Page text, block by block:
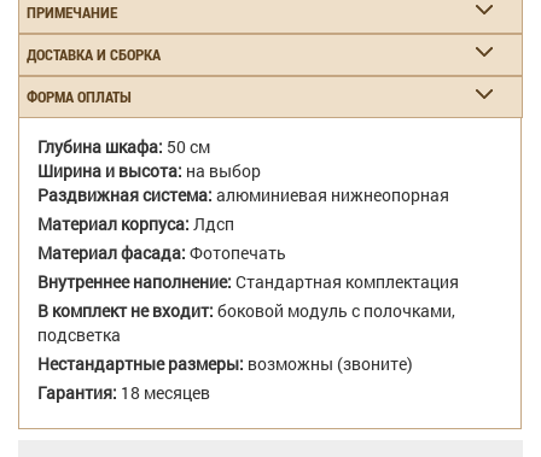
ПРИМЕЧАНИЕ
ДОСТАВКА И СБОРКА
ФОРМА ОПЛАТЫ
Глубина шкафа: 50 см
Ширина и высота: на выбор
Раздвижная система: алюминиевая нижнеопорная
Материал корпуса: Лдсп
Материал фасада: Фотопечать
Внутреннее наполнение: Стандартная комплектация
В комплект не входит: боковой модуль с полочками,
подсветка
Нестандартные размеры: возможны (звоните)
Гарантия: 18 месяцев